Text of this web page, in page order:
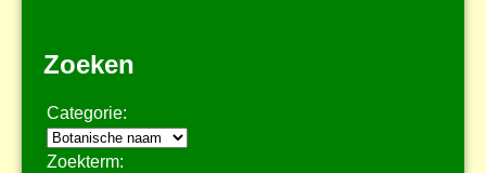
Zoeken
Categorie:
Zoekterm: